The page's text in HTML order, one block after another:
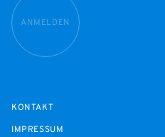
ANMELDEN
KONTAKT
IMPRESSUM